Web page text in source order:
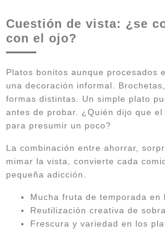
Cuestión de vista: ¿se
con el ojo?
Platos bonitos aunque procesados
una decoración informal.
formas distintas. Un simple plato
antes de probar. ¿Quién dijo que
para presumir un poco?
La combinación entre ahorrar,
mimar la vista, convierte cada
pequeña adicción.
Mucha fruta de temporada en
Reutilización creativa de
Frescura y variedad en los